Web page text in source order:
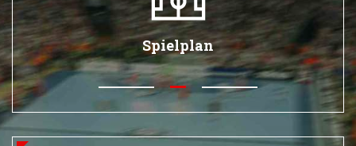
Spielplan